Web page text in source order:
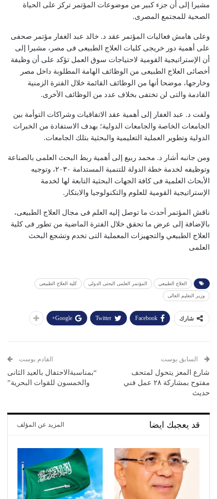
مشيرا إلى أن جزء كبير من موضوعات المؤتمر تركز على الحياة
الصحية للمجتمع المصرى.
وعلى هامش فعاليات المؤتمر عقد د. خالد عبد الغفار مؤتمر صحفى
على أهمية دور خريجى كليات العلاج الطبيعى فى مصر، مشيرا إلى
أن الإستراتيجية القومية لاحتياجات سوق العمل تؤكد على أن وظيفة
أخصائى العلاج الطبيعى من الوظائف الهامة المطلوبة داخل مصر
وخارجها، موضحا أنها من الوظائف القائمة خلال الفترة الزمنية
القادمة والتى لن تختفى بخلاف عدد من الوظائف الأخرى.
ولفت د. عبد الغفار إلى أهمية عقد الاتفاقيات وشراكات التوأمة بين
الجامعات الخاصة والجامعات الدولية؛ بهدف الاستفادة من الخبرات
الدولية وتطوير العملية التعليمية والبحثية بتلك الجامعات.
ومن جانبه أشار د. محمد ربيع إلى أهمية ربط البحث العلمى بالصناعة
وتوظيفه لخدمة خطة الدولة للتنمية المستدامة ٢٠٣٠، وتوجيه
الأبحاث العلمية فى كافة الجهات البحثية التابعة لها لخدمة
الإستراتيجية القومية للعلوم والتكنولوجيا والابتكار.
ناقش المؤتمر أحدث ما توصل إليه العلم فى مجال العلاج الطبيعى،
بالإضافة إلى عرض ما تحقق خلال الفترة الماضية من تطور فى كلية
العلاج الطبيعي والتجهيزات المعملية التى تخدم وتشجع البحث
العلمى
العلاج الطبيعي المؤتمر العلمى البحثى الدولى كلية العلاج الطبيعى
وزير التعليم العالى
شارك Facebook
Twitter
Google+
السابق بوست
شارع المعز يتحول لمتحف
مفتوح بمشاركة ٢٨ عمل فني
حديث
القادم بوست
“بمناسبةالاحتفال بالعيد الثانى
والخمسون للقوات البحرية”
قد يعجبك ايضا المزيد عن المؤلف